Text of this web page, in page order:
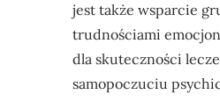
jest także wsparcie
trudnościami
dla skuteczności
samopoczuciu